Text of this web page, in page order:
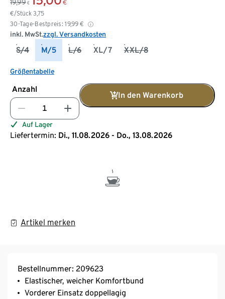
19,99 €
€
€/Stück 3,75
30-Tage-Bestpreis: 19,99 €
inkl. MwSt.zzgl. Versandkosten
S/4 M/5 L/6 XL/7 XXL/8
Größentabelle
Anzahl
In den Warenkorb
Auf Lager
Liefertermin: Di., 11.08.2026 - Do., 13.08.2026
Artikel merken
Bestellnummer: 209623
Elastischer, weicher Komfortbund
Vorderer Einsatz doppellagig